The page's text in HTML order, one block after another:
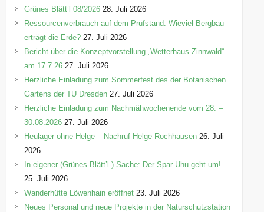
e
n
Grünes Blätt’l 08/2026 28. Juli 2026
Ressourcenverbrauch auf dem Prüfstand: Wieviel Bergbau
erträgt die Erde? 27. Juli 2026
Bericht über die Konzeptvorstellung „Wetterhaus Zinnwald“
am 17.7.26 27. Juli 2026
Herzliche Einladung zum Sommerfest des der Botanischen
Gartens der TU Dresden 27. Juli 2026
Herzliche Einladung zum Nachmähwochenende vom 28. –
30.08.2026 27. Juli 2026
Heulager ohne Helge – Nachruf Helge Rochhausen 26. Juli
2026
In eigener (Grünes-Blätt’l-) Sache: Der Spar-Uhu geht um!
25. Juli 2026
Wanderhütte Löwenhain eröffnet 23. Juli 2026
Neues Personal und neue Projekte in der Naturschutzstation